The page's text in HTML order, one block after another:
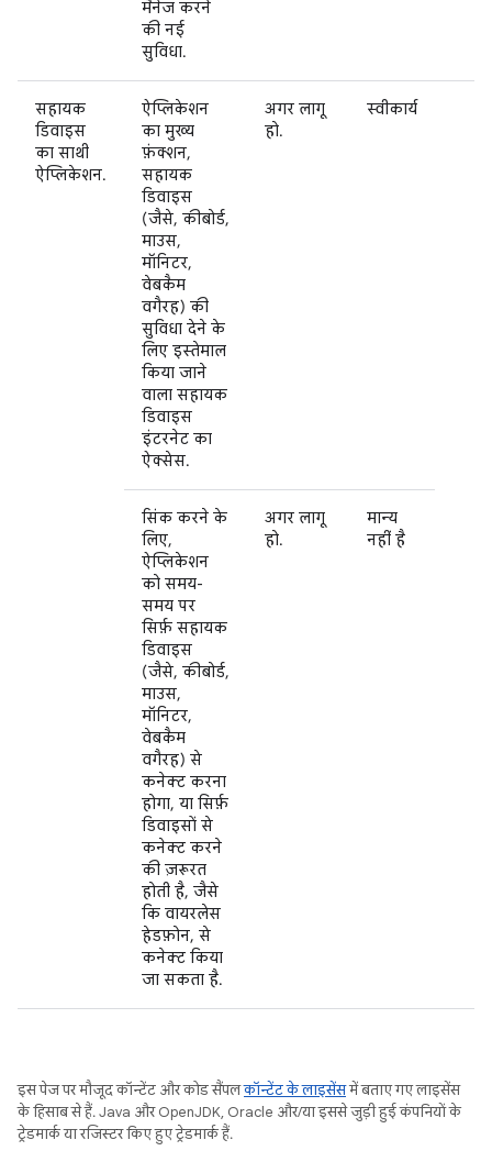
मैनेज करने
की नई
सुविधा.
सहायक
डिवाइस
का साथी
ऐप्लिकेशन.
ऐप्लिकेशन
का मुख्य
फ़ंक्शन,
सहायक
डिवाइस
(जैसे, कीबोर्ड,
माउस,
मॉनिटर,
वेबकैम
वगैरह) की
सुविधा देने के
लिए इस्तेमाल
किया जाने
वाला सहायक
डिवाइस
इंटरनेट का
ऐक्सेस.
अगर लागू
हो.
स्वीकार्य
सिंक करने के
लिए,
ऐप्लिकेशन
को समय-
समय पर
सिर्फ़ सहायक
डिवाइस
(जैसे, कीबोर्ड,
माउस,
मॉनिटर,
वेबकैम
वगैरह) से
कनेक्ट करना
होगा, या सिर्फ़
डिवाइसों से
कनेक्ट करने
की ज़रूरत
होती है, जैसे
कि वायरलेस
हेडफ़ोन, से
कनेक्ट किया
जा सकता है.
अगर लागू
हो.
मान्य
नहीं है
इस पेज पर मौजूद कॉन्टेंट और कोड सैंपलकॉन्टेंट के लाइसेंसमें बताए गए लाइसेंस
के हिसाब से हैं. Java और OpenJDK, Oracle और/या इससे जुड़ी हुई कंपनियों के
ट्रेडमार्क या रजिस्टर किए हुए ट्रेडमार्क हैं.